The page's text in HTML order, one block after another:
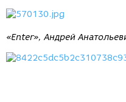
«Enter», Андрей